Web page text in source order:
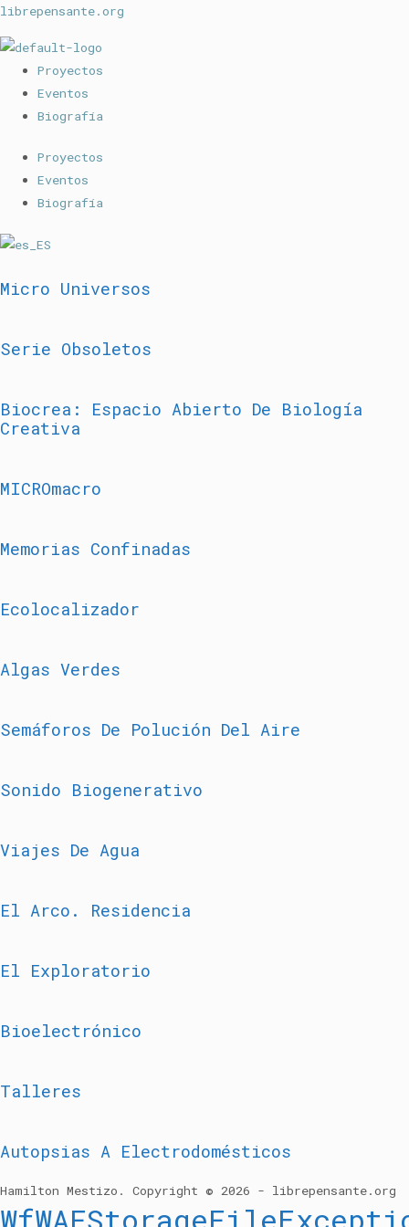
librepensante.org
Proyectos
Eventos
Biografía
Proyectos
Eventos
Biografía
Micro Universos
Serie Obsoletos
Biocrea: Espacio Abierto De Biología
Creativa
MICROmacro
Memorias Confinadas
Ecolocalizador
Algas Verdes
Semáforos De Polución Del Aire
Sonido Biogenerativo
Viajes De Agua
El Arco. Residencia
El Exploratorio
Bioelectrónico
Talleres
Autopsias A Electrodomésticos
Hamilton Mestizo. Copyright © 2026 - librepensante.org